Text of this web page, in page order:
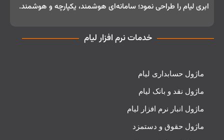
ابری لیام را طراحی نمود؛ سامانه‌ای هوشمند، یکپارچه و هوشمند.
خدمات نرم افزار لیام
ماژول حسابداری لیام
ماژول نقد و بانک لیام
ماژول انبار نرم افزار لیام
ماژول حقوق و دستمزد